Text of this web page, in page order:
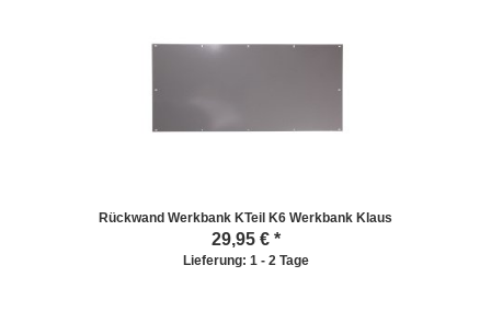
Rückwand Werkbank KTeil K6 Werkbank Klaus
29,95€ *
Lieferung: 1 - 2 Tage